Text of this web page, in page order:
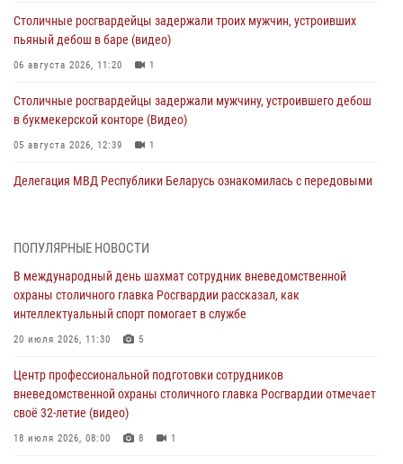
Столичные росгвардейцы задержали троих мужчин, устроивших
пьяный дебош в баре (видео)
06 августа 2026, 11:20 1
Столичные росгвардейцы задержали мужчину, устроившего дебош
в букмекерской конторе (Видео)
05 августа 2026, 12:39 1
Делегация МВД Республики Беларусь ознакомилась с передовыми
управления Росгвардии по городу Москве заняли первое место в
чемпионате столичного главка ведомства по самбо и боевому
самбо (ВИДЕО)
04 августа 2026, 14:00
В Москве росгвардейцы задержали подозреваемого в нападении
на охранника торгового центра (видео)
04 августа 2026, 08:00
ПОПУЛЯРНЫЕ НОВОСТИ
В международный день шахмат сотрудник вневедомственной
охраны столичного главка Росгвардии рассказал, как
интеллектуальный спорт помогает в службе
20 июля 2026, 11:30 5
Центр профессиональной подготовки сотрудников
вневедомственной охраны столичного главка Росгвардии отмечает
своё 32-летие (видео)
18 июля 2026, 08:00 8 1